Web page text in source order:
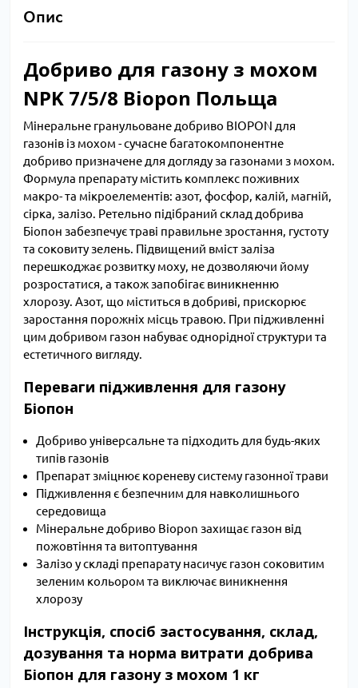
Опис
Добриво для газону з мохом
NPK 7/5/8 Biopon Польща
Мінеральне гранульоване добриво BIOPON для
газонів із мохом - сучасне багатокомпонентне
добриво призначене для догляду за газонами з мохом.
Формула препарату містить комплекс поживних
макро- та мікроелементів: азот, фосфор, калій, магній,
сірка, залізо. Ретельно підібраний склад добрива
Біопон забезпечує траві правильне зростання, густоту
та соковиту зелень. Підвищений вміст заліза
перешкоджає розвитку моху, не дозволяючи йому
розростатися, а також запобігає виникненню
хлорозу. Азот, що міститься в добриві, прискорює
заростання порожніх місць травою. При підживленні
цим добривом газон набуває однорідної структури та
естетичного вигляду.
Переваги підживлення для газону
Біопон
Добриво універсальне та підходить для будь-яких
типів газонів
Препарат зміцнює кореневу систему газонної трави
Підживлення є безпечним для навколишнього
середовища
Мінеральне добриво Biopon захищає газон від
пожовтіння та витоптування
Залізо у складі препарату насичує газон соковитим
зеленим кольором та виключає виникнення
хлорозу
Інструкція, спосіб застосування, склад,
дозування та норма витрати добрива
Біопон для газону з мохом 1 кг